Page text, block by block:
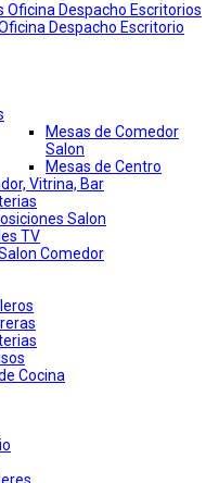
Oficina Despacho Escritorios
Despacho Escritorio
Mesas de Comedor
Salon
Mesas de Centro
Vitrina, Bar
Salon
TV
Comedor
Cocina